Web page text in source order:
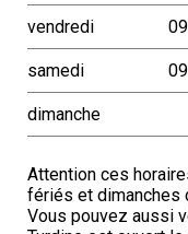
vendredi
samedi
dimanche
Attention ces
fériés et dimanches
Vous pouvez aussi